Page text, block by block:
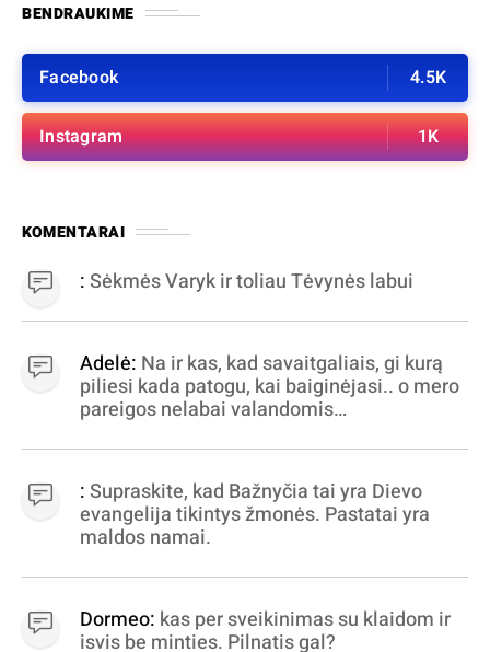
BENDRAUKIME
Facebook 4.5K
Instagram 1K
KOMENTARAI
:Sėkmės Varyk ir toliau Tėvynės labui
Adelė: Na ir kas, kad savaitgaliais, gi kurą
piliesi kada patogu, kai baiginėjasi.. o mero
pareigos nelabai valandomis
virpinimas, ieškokit kur milijonus vagia
dujininkai, elektros aferistai, stadionų
statytojai Vilnuje
:Supraskite, kad Bažnyčia tai yra Dievo
evangelija tikintys žmonės. Pastatai yra
maldos namai.
Dormeo: kas per sveikinimas su klaidom ir
isvis be minties. Pilnatis gal?